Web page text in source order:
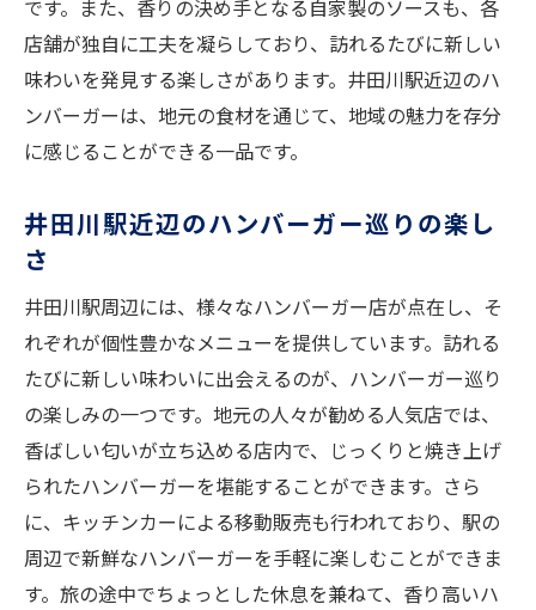
ガーを探る
香り豊かなハンバーガーの選び方
駅周辺で出会う隠れた名店
香ばしい瞬間を捉えるためのポイント
香りが誘うハンバーガーの旅
です。また、香りの決め手となる自家製のソースも、各
店舗が独自に工夫を凝らしており、訪れるたびに新しい
味わいを発見する楽しさがあります。井田川駅近辺のハ
ンバーガーは、地元の食材を通じて、地域の魅力を存分
に感じることができる一品です。
井田川駅近辺のハンバーガー巡りの楽し
さ
井田川駅周辺には、様々なハンバーガー店が点在し、そ
れぞれが個性豊かなメニューを提供しています。訪れる
たびに新しい味わいに出会えるのが、ハンバーガー巡り
の楽しみの一つです。地元の人々が勧める人気店では、
香ばしい匂いが立ち込める店内で、じっくりと焼き上げ
られたハンバーガーを堪能することができます。さら
に、キッチンカーによる移動販売も行われており、駅の
周辺で新鮮なハンバーガーを手軽に楽しむことができま
す。旅の途中でちょっとした休息を兼ねて、香り高いハ